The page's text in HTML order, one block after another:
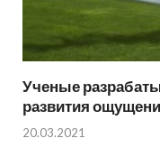
Ученые
развития
20.03.2021